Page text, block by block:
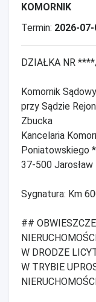
KOMORNIK
Termin: 2026-
DZIAŁKA NR
Komornik Sądowy
przy Sądzie
Zbucka
Kancelaria
Poniatowskiego
37-500 Jarosław
Sygnatura: Km
##
W DRODZE
W TRYBIE